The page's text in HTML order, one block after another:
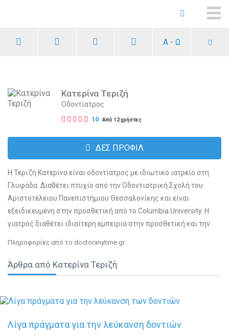
Α - Ω
Κατερίνα Τεριζή
Οδοντίατρος
10 Από 12 χρήστες
ΔΕΣ ΠΡΟΦΙΛ
Η Τεριζή Κατερίνα είναι οδοντίατρος με ιδιωτικό ιατρείο στη
Γλυφάδα. Διαθέτει πτυχίο από την Οδοντιατρική Σχολή του
Αριστοτέλειου Πανεπιστήμιου Θεσσαλονίκης και είναι
εξειδικευμένη στην προσθετική από το Columbia University. Η
γιατρός διαθέτει ιδιαίτερη εμπειρία στην προσθετική και την
καθαρισμού απονεύρωσης εξαγωγής θεραπείας ουλίτιδας
θεραπείας περιοδοντίτιδας εμφράξεων λεύκανσης δοντιών
προσθετικής στοματικού ελέγχου και σφραγίσματος.
Πληροφορίες από το doctoranytime.gr
Άρθρα από Κατερίνα Τεριζή
Λίγα πράγματα για την λεύκανση δοντιών